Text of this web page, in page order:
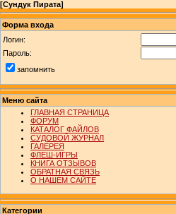
[Сундук Пирата]
Форма входа
Логин:
Пароль:
запомнить
Меню сайта
ГЛАВНАЯ СТРАНИЦА
ФОРУМ
КАТАЛОГ ФАЙЛОВ
СУДОВОЙ ЖУРНАЛ
ГАЛЕРЕЯ
ФЛЕШ-ИГРЫ
КНИГА ОТЗЫВОВ
ОБРАТНАЯ СВЯЗЬ
О НАШЕМ САЙТЕ
Категории